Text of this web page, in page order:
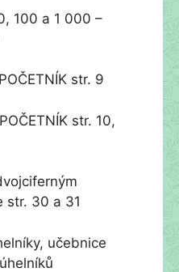
100 a 1 000 –
str. 9
str. 10,
str. 30 a 31
učebnice